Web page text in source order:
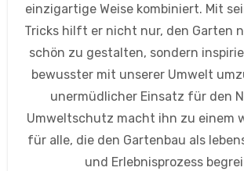
einzigartige Weise kombiniert. Mit
Tricks hilft er nicht nur, den Garten
schön zu gestalten, sondern
bewusster mit unserer Umwelt
unermüdlicher Einsatz für den
Umweltschutz macht ihn zu einem
für alle, die den Gartenbau als
und Erlebnisprozess